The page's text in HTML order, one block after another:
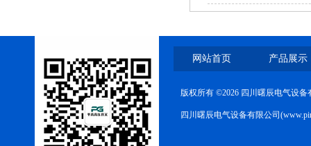
网站首页 产品展示
版权所有 ©2026 四川曙辰电气设
四川曙辰电气设备有限公司